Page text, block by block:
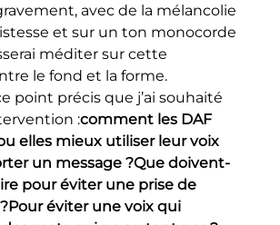
avec de la mélancolie
et sur un ton monocorde
méditer sur cette
le fond et la forme.
point précis que j’ai souhaité
:comment les DAF
elles mieux utiliser leur voix
un message ?Que doivent-
pour éviter une prise de
éviter une voix qui